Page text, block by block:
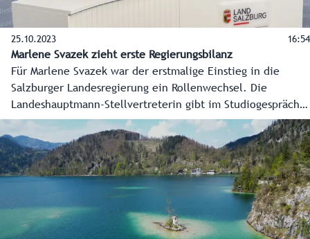
25.10.2023 16:54
Marlene Svazek zieht erste Regierungsbilanz
Für Marlene Svazek war der erstmalige Einstieg in die
Salzburger Landesregierung ein Rollenwechsel. Die
Landeshauptmann-Stellvertreterin gibt im Studiogespräch
einen Einblick, wie sie die vielfältigen Ressortbereiche
künftig angehen will und was in den ersten Monaten der
Regierungszeit schon gelungen ist.